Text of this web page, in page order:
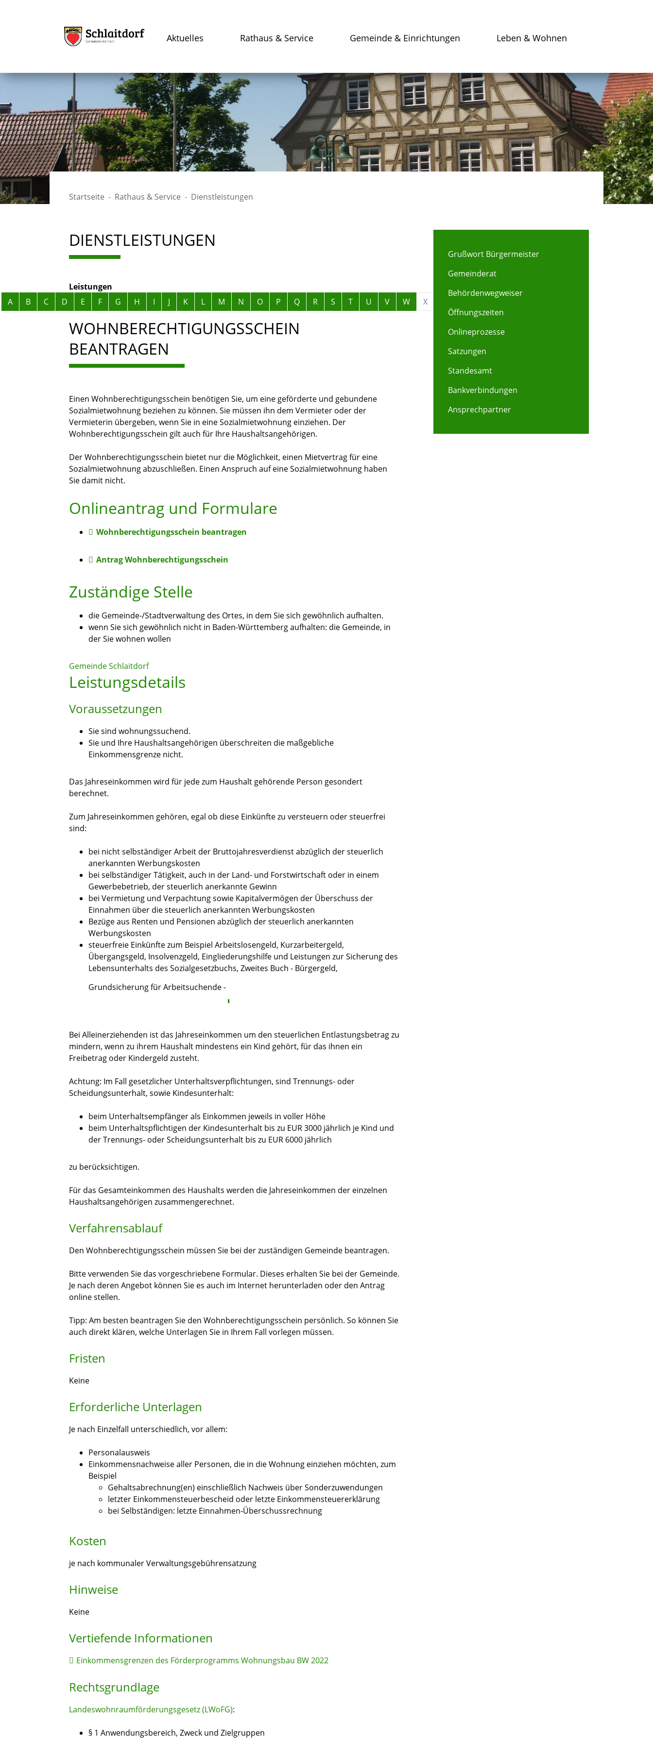
Aktuelles Rathaus & Service Gemeinde & Einrichtungen Leben & Wohnen
Startseite Rathaus & Service Dienstleistungen
DIENSTLEISTUNGEN
Leistungen
Alphabetisches Register überspringen
A B C D E F G H I J K L M N O P Q R S T U V W X
WOHNBERECHTIGUNGSSCHEIN
BEANTRAGEN
Einen Wohnberechtigungsschein benötigen Sie, um eine geförderte und gebundene
Sozialmietwohnung beziehen zu können. Sie müssen ihn dem Vermieter oder der
Vermieterin übergeben, wenn Sie in eine Sozialmietwohnung einziehen. Der
Wohnberechtigungsschein gilt auch für Ihre Haushaltsangehörigen.
Der Wohnberechtigungsschein bietet nur die Möglichkeit, einen Mietvertrag für eine
Sozialmietwohnung abzuschließen. Einen Anspruch auf eine Sozialmietwohnung haben
Sie damit nicht.
Onlineantrag und Formulare
Wohnberechtigungsschein beantragen
Antrag Wohnberechtigungsschein
Zuständige Stelle
die Gemeinde-/Stadtverwaltung des Ortes, in dem Sie sich gewöhnlich aufhalten.
wenn Sie sich gewöhnlich nicht in Baden-Württemberg aufhalten: die Gemeinde, in
der Sie wohnen wollen
Gemeinde Schlaitdorf
Leistungsdetails
Voraussetzungen
Sie sind wohnungssuchend.
Sie und Ihre Haushaltsangehörigen überschreiten die maßgebliche
Einkommensgrenze nicht.
Das Jahreseinkommen wird für jede zum Haushalt gehörende Person gesondert
berechnet.
Zum Jahreseinkommen gehören, egal ob diese Einkünfte zu versteuern oder steuerfrei
sind:
bei nicht selbständiger Arbeit der Bruttojahresverdienst abzüglich der steuerlich
anerkannten Werbungskosten
bei selbständiger Tätigkeit, auch in der Land- und Forstwirtschaft oder in einem
Gewerbebetrieb, der steuerlich anerkannte Gewinn
bei Vermietung und Verpachtung sowie Kapitalvermögen der Überschuss der
Einnahmen über die steuerlich anerkannten Werbungskosten
Bezüge aus Renten und Pensionen abzüglich der steuerlich anerkannten
Werbungskosten
steuerfreie Einkünfte zum Beispiel Arbeitslosengeld, Kurzarbeitergeld,
Übergangsgeld, Insolvenzgeld, Eingliederungshilfe und Leistungen zur Sicherung des
Lebensunterhalts des Sozialgesetzbuchs, Zweites Buch - Bürgergeld,
Grundsicherung für Arbeitsuchende -
Bei Alleinerziehenden ist das Jahreseinkommen um den steuerlichen Entlastungsbetrag zu
mindern, wenn zu ihrem Haushalt mindestens ein Kind gehört, für das ihnen ein
Freibetrag oder Kindergeld zusteht.
Achtung: Im Fall gesetzlicher Unterhaltsverpflichtungen, sind Trennungs- oder
Scheidungsunterhalt, sowie Kindesunterhalt:
beim Unterhaltsempfänger als Einkommen jeweils in voller Höhe
beim Unterhaltspflichtigen der Kindesunterhalt bis zu EUR 3000 jährlich je Kind und
der Trennungs- oder Scheidungsunterhalt bis zu EUR 6000 jährlich
zu berücksichtigen.
Für das Gesamteinkommen des Haushalts werden die Jahreseinkommen der einzelnen
Haushaltsangehörigen zusammengerechnet.
Verfahrensablauf
Den Wohnberechtigungsschein müssen Sie bei der zuständigen Gemeinde beantragen.
Bitteverwenden Sie das vorgeschriebene Formular. Dieses erhalten Sie bei der Gemeinde.
Je nach deren Angebot können Sie es auch im Internet herunterladen oder den Antrag
online stellen.
Tipp: Am besten beantragen Sie den Wohnberechtigungsschein persönlich. So können Sie
auch direkt klären, welche Unterlagen Sie in Ihrem Fall vorlegen müssen.
Fristen
Keine
Erforderliche Unterlagen
Je nach Einzelfall unterschiedlich, vor allem:
Personalausweis
Einkommensnachweise aller Personen, die in die Wohnung einziehen möchten, zum
Beispiel
Gehaltsabrechnung(en) einschließlich Nachweis über Sonderzuwendungen
letzter Einkommensteuerbescheid oder letzte Einkommensteuererklärung
bei Selbständigen: letzte Einnahmen-Überschussrechnung
Kosten
je nach kommunaler Verwaltungsgebührensatzung
Hinweise
Keine
Vertiefende Informationen
Einkommensgrenzen des Förderprogramms Wohnungsbau BW 2022
Rechtsgrundlage
Landeswohnraumförderungsgesetz (LWoFG):
§ 1 Anwendungsbereich, Zweck und Zielgruppen
Grußwort Bürgermeister
Gemeinderat
Behördenwegweiser
Öffnungszeiten
Onlineprozesse
Satzungen
Standesamt
Bankverbindungen
Ansprechpartner